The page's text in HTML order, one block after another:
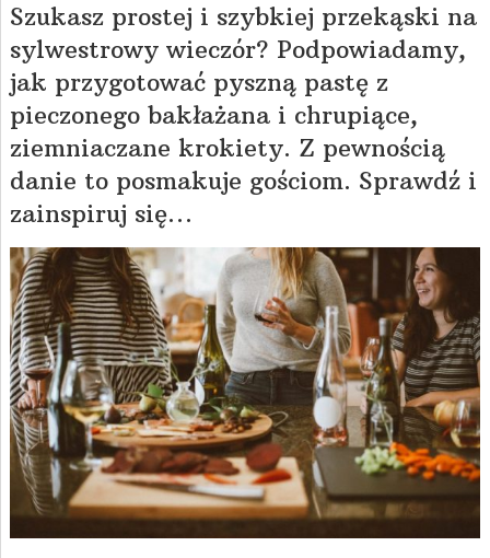
Szukasz prostej i szybkiej przekąski na
sylwestrowy wieczór? Podpowiadamy,
jak przygotować pyszną pastę z
pieczonego bakłażana i chrupiące,
ziemniaczane krokiety. Z pewnością
danie to posmakuje gościom. Sprawdź i
zainspiruj się…